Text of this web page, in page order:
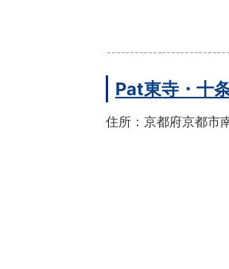
Pat東寺・十
住所：京都府京都市